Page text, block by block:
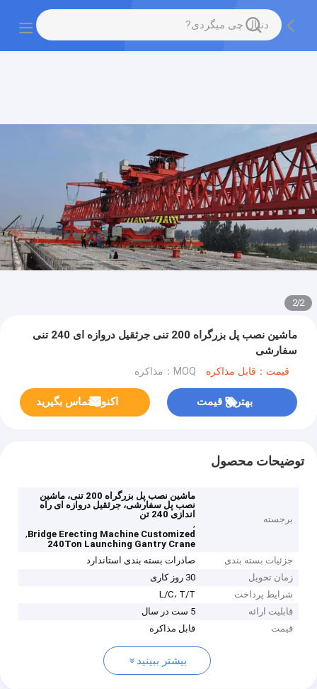
gtag('config', 'G-QWE9HWC3PF', {cookie_flags:
"SameSite=None;Secure"});
2
/
2
ماشین نصب پل بزرگراه 200 تنی جرثقیل دروازه ای 240 تنی
سفارشی
قیمت：قابل مذاکره MOQ：مذاکره
بهترین قیمت اکنون تماس بگیرید
توضیحات محصول
برجسته
ماشین نصب پل بزرگراه 200 تنی، ماشین
نصب پل سفارشی، جرثقیل دروازه ای راه
اندازی 240 تن
,
Bridge Erecting Machine Customized
,
240Ton Launching Gantry Crane
جزئیات بسته بندی
صادرات بسته بندی استاندارد
زمان تحویل
30 روز کاری
شرایط پرداخت
L/C، T/T
قابلیت ارائه
5 ست در سال
قیمت
قابل مذاکره
بیشتر ببینید